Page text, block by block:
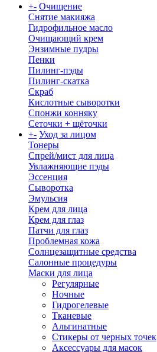
+- Очищение
Снятие макияжа
Гидрофильное масло
Очищающий крем
Энзимные пудры
Пенки
Пилинг-пэды
Пилинг-скатка
Скраб
Кислотные сыворотки
Спонжи конняку
Сеточки + щёточки
+- Уход за лицом
Тонеры
Спрей/мист для лица
Увлажняющие пэды
Эссенция
Сыворотка
Эмульсия
Крем для лица
Крем для глаз
Патчи для глаз
Проблемная кожа
Солнцезащитные средства
Салонные процедуры
Маски для лица
Регулярные
Ночные
Гидрогелевые
Тканевые
Альгинатные
Стикеры от черных точек
Аксессуары для масок